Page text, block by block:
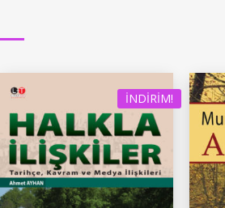
İNDIRIM!